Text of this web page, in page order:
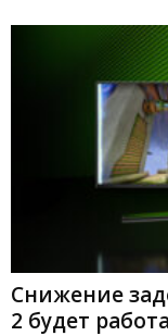
Снижение
2 будет